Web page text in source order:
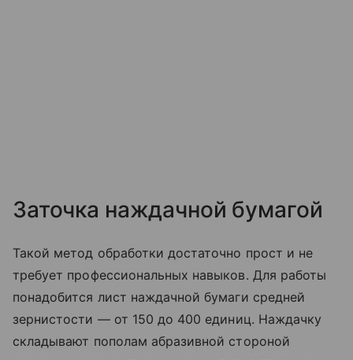
Заточка наждачной бумагой
Такой метод обработки достаточно прост и не
требует профессиональных навыков. Для работы
понадобится лист наждачной бумаги средней
зернистости — от 150 до 400 единиц. Наждачку
складывают пополам абразивной стороной